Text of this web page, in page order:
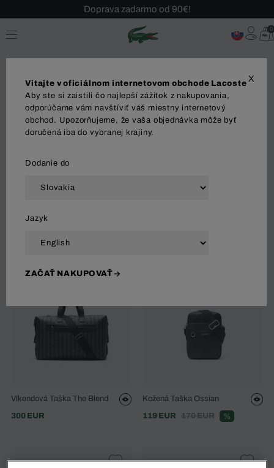
Doprava zadarmo od 90€!
Sezónny výpredaj až -40 %!
Bezplatné vrátenie!
0
Tašky
65 Výsledok
Víkendová Taška The Blend
300 EUR
Kožená Taška Ossian
119 EUR
170 EUR %
X
Vitajte v oficiálnom internetovom obchode Lacoste
Aby ste si zaistili čo najlepší zážitok z nakupovania,
odporúčame vám navštíviť váš miestny internetový
obchod. Upozorňujeme, že vaša objednávka môže byť
doručená iba do vybranej krajiny.
Dodanie do
Jazyk
ZAČAŤ NAKUPOVAŤ